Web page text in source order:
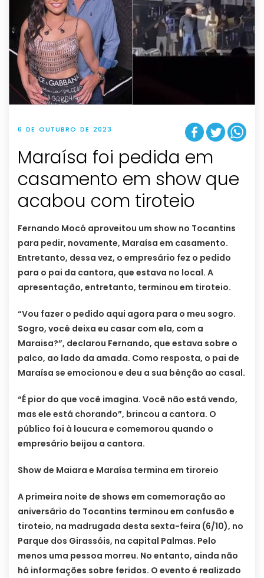
6 DE OUTUBRO DE 2023
Maraísa foi pedida em
casamento em show que
acabou com tiroteio
Fernando Mocó aproveitou um show no Tocantins
para pedir, novamente, Maraísa em casamento.
Entretanto, dessa vez, o empresário fez o pedido
para o pai da cantora, que estava no local. A
apresentação, entretanto, terminou em tiroteio.
“Vou fazer o pedido aqui agora para o meu sogro.
Sogro, você deixa eu casar com ela, com a
Maraisa?”, declarou Fernando, que estava sobre o
palco, ao lado da amada. Como resposta, o pai de
Maraísa se emocionou e deu a sua bênção ao casal.
“É pior do que você imagina. Você não está vendo,
mas ele está chorando”, brincou a cantora. O
público foi à loucura e comemorou quando o
empresário beijou a cantora.
Show de Maiara e Maraísa termina em tiroreio
A primeira noite de shows em comemoração ao
aniversário do Tocantins terminou em confusão e
tiroteio, na madrugada desta sexta-feira (6/10), no
Parque dos Girassóis, na capital Palmas. Pelo
menos uma pessoa morreu. No entanto, ainda não
há informações sobre feridos. O evento é realizado